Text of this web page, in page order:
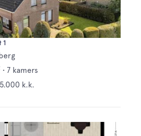
• 7 kamers
k.k.